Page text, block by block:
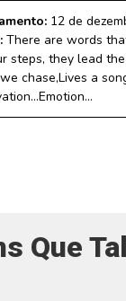
12 de
There are words
steps, they lead
chase,Lives a
Que